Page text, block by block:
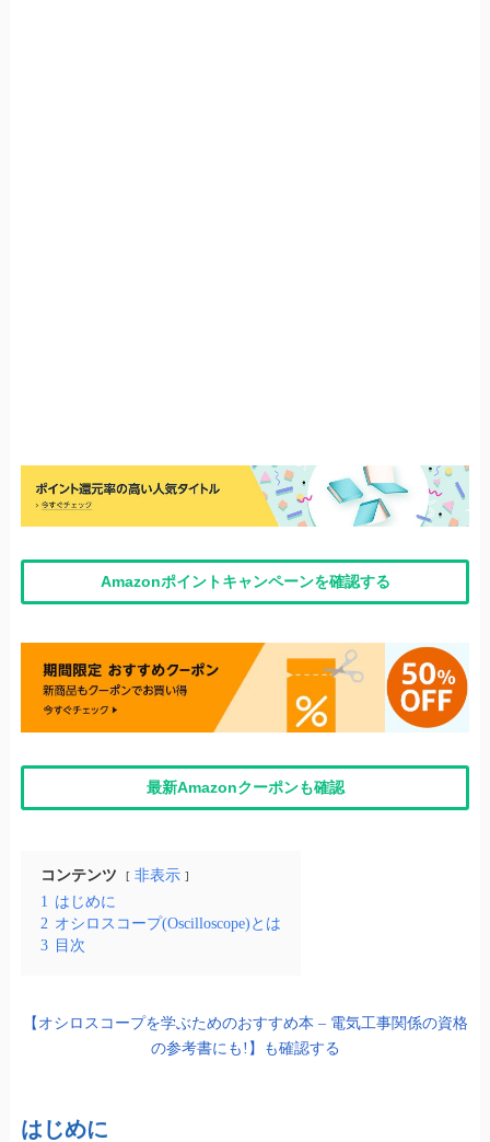
Amazonポイントキャンペーンを確認する
最新Amazonクーポンも確認
コンテンツ
非表示
1 はじめに
2 オシロスコープ(Oscilloscope)とは
3 目次
【オシロスコープを学ぶためのおすすめ本 – 電気工事関係の資格
の参考書にも!】も確認する
はじめに